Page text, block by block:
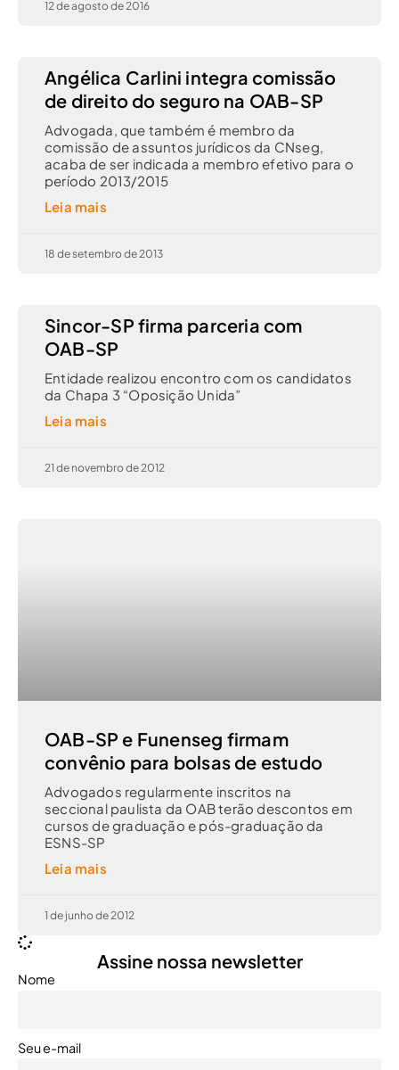
12 de agosto de 2016
Angélica Carlini integra comissão
de direito do seguro na OAB-SP
Advogada, que também é membro da
comissão de assuntos jurídicos da CNseg,
acaba de ser indicada a membro efetivo para o
período 2013/2015
Leia mais
18 de setembro de 2013
Sincor-SP firma parceria com
OAB-SP
Entidade realizou encontro com os candidatos
da Chapa 3 “Oposição Unida”
Leia mais
21 de novembro de 2012
OAB-SP e Funenseg firmam
convênio para bolsas de estudo
Advogados regularmente inscritos na
seccional paulista da OAB terão descontos em
cursos de graduação e pós-graduação da
ESNS-SP
Leia mais
1 de junho de 2012
Assine nossa newsletter
Nome
Seu e-mail